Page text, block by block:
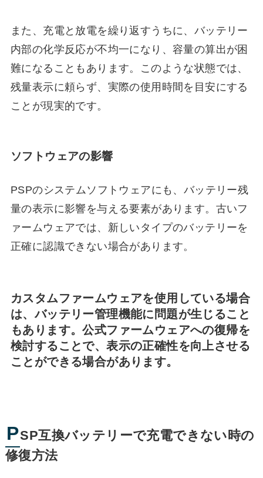
また、充電と放電を繰り返すうちに、バッテリー
内部の化学反応が不均一になり、容量の算出が困
難になることもあります。このような状態では、
残量表示に頼らず、実際の使用時間を目安にする
ことが現実的です。
ソフトウェアの影響
PSPのシステムソフトウェアにも、バッテリー残
量の表示に影響を与える要素があります。古いフ
ァームウェアでは、新しいタイプのバッテリーを
正確に認識できない場合があります。
カスタムファームウェアを使用している場合
は、バッテリー管理機能に問題が生じること
もあります。公式ファームウェアへの復帰を
検討することで、表示の正確性を向上させる
ことができる場合があります。
PSP互換バッテリーで充電できない時の
修復方法